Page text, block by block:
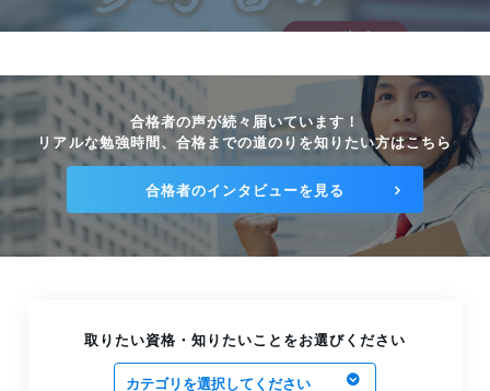
エネルギー管理士に最短の勉強時間で合格
2025.06.12
エネルギー管理士【熱分野】の攻略方法を
マスターしよう
2025.06.12
合格者の声が続々届いています！
リアルな勉強時間、合格までの道のりを知りたい方はこちら
合格者のインタビューを見る
取りたい資格・知りたいことをお選びください